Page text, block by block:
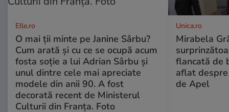
Elle.ro
O mai ții minte pe Janine Sârbu?
Cum arată și cu ce se ocupă acum
fosta soție a lui Adrian Sârbu și
unul dintre cele mai apreciate
modele din anii 90. A fost
decorată recent de Ministerul
Culturii din Franța. Foto
Unica.ro
Mirabela
flancată de
aflat
de Apel